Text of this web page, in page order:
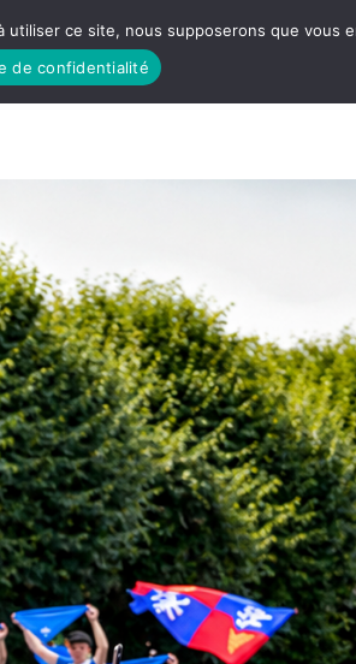
GREEN LIFE
ce site, nous supposerons que vous
de confidentialité